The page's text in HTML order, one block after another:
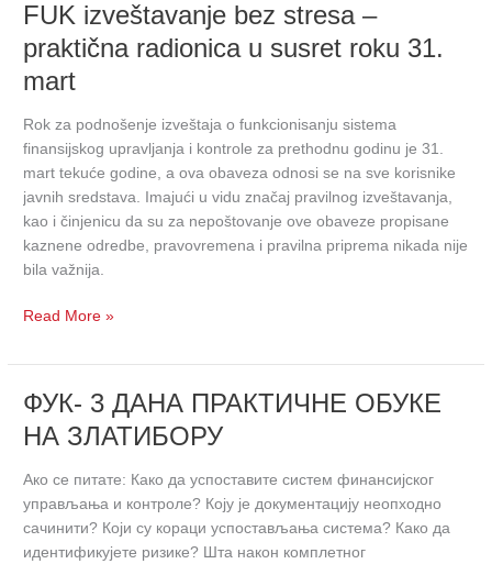
FUK izveštavanje bez stresa –
praktična radionica u susret roku 31.
mart
Rok za podnošenje izveštaja o funkcionisanju sistema
finansijskog upravljanja i kontrole za prethodnu godinu je 31.
mart tekuće godine, a ova obaveza odnosi se na sve korisnike
javnih sredstava. Imajući u vidu značaj pravilnog izveštavanja,
kao i činjenicu da su za nepoštovanje ove obaveze propisane
kaznene odredbe, pravovremena i pravilna priprema nikada nije
bila važnija.
bez
stresa
–
praktična
u
susret
roku
31.
mart
Read More »
ФУК- 3 ДАНА ПРАКТИЧНЕ ОБУКЕ
НА ЗЛАТИБОРУ
Ако се питате: Како да успоставите систем финансијског
управљања и контроле? Коју је документацију неопходно
сачинити? Који су кораци успостављања система? Како да
идентификујете ризике? Шта након комплетног
ФУК-
ДАНА
ПРАКТИЧНЕ
ЗЛАТИБОРУ